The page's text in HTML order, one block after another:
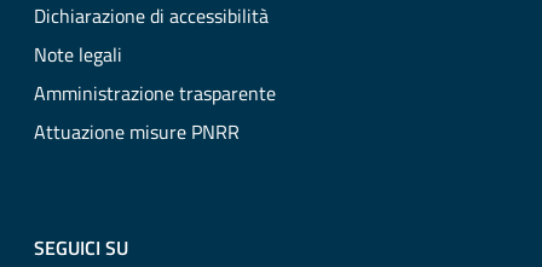
Dichiarazione di accessibilità
Note legali
Amministrazione trasparente
Attuazione misure PNRR
SEGUICI SU